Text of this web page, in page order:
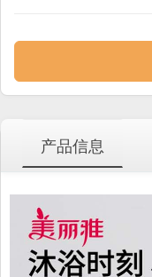
产品信息